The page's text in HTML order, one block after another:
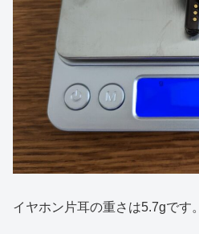
イヤホン片耳の重さは5.7gです。